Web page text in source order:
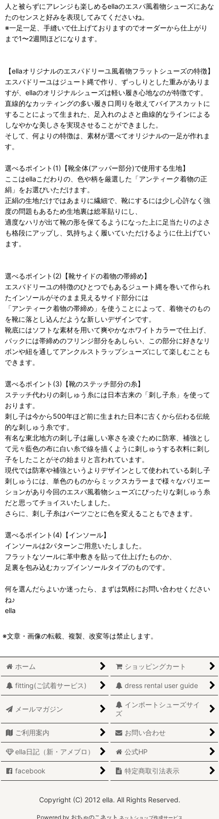
人と被らずにアレンジも楽しめるellaのエスパ風着物シューズにあな
たのセンスと好みを表現してみてくださいね。
※一足一足、手縫いで仕上げておりますのでオーダーから仕上がり
まで1〜2週間ほどになります。
【ellaオリジナルのエスパドリーユ風着物フラットシューズの特徴】
エスパドリーユはジュート縄で作り、ずっしりとした重みがありま
すが、ellaのオリジナルシューズは軽い履き心地なのが特徴です。
直線的なカッティングの多い履き口周りを敢えてバイアスカットに
することによって生まれた、足入れのよさと曲線的なラインによる
しなやかな美しさを実現させることができました。
そして、何よりの特徴は、素材が選べてオリジナルの一足が作れま
す。
選べるポイント(1)【靴全体(アッパー部分)で使用する生地】
ここはellaこだわりの、色や柄を厳選した「アンティーク着物の正
絹」をお選びいただけます。
正絹の生地だけではあまりに繊細で、靴にするには少し心許なく強
度の問題もあるため生地裏は総革貼りにし、
適度なハリが出て靴の形を保てるようになった上に足当たりのよさ
も格段にアップし、気持ちよく履いていただけるように仕上げてい
ます。
選べるポイント(2)【靴サイドの着物の帯締め】
エスパドリーユの特徴のひとつでもあるジュート縄を巻いて作られ
たインソールがそのまま見えるサイド部分には
「アンティーク着物の帯締め」を使うことによって、着物そのもの
を靴に落とし込んだような新しいデザインです。
靴底にはソフトな素材を用いて爽やかなホワイトカラーで仕上げ、
バックには帯締めのフリンジ部分をあしらい、この部分に好きなリ
ボンや紐を通してアンクルストラップシューズにして楽しむことも
できます。
選べるポイント(3)【靴のステッチ部分の糸】
ステッチ代わりの刺しゅう糸には日本古来の「刺し子糸」を使って
おります。
刺し子は今から500年ほど前に生まれた日本に古くから伝わる伝統
的な刺しゅう糸です。
有名な東北地方の刺し子は厳しい寒さを凌ぐために防寒、補強とし
て元々藍色の布に白い糸で線を描くように刺しゅうする衣料に刺し
子をしたことがその始まりと言われています。
現代では防寒や補強というよりデザインとして使われている刺し子
刺しゅうには、単色のものからミックスカラーまで様々なバリエー
ションがあり今回のエスパ風着物シューズにぴったりな刺しゅう糸
だと思ってチョイスいたしました。
さらに、刺し子糸はパーツごとに色を変えることもできます。
選べるポイント(4)【インソール】
インソールは2パターンご用意いたしました。
フラットなソールに革中敷きを貼って仕上げたものか、
足裏を包み込むカップインソールタイプのものです。
何を選んだらよいか迷ったら、まずは気軽にお問い合わせください
ね♪
ella
※文章・画像の転載、複製、改変等は禁止します。
ホーム ショッピングカート
fitting(ご試着サービス) dress rental user guide
メールマガジン
インポートシューズサイ
ズ
ご利用案内 お問い合わせ
ella日記（新・アメブロ） 公式HP
facebook 特定商取引法表示
Copyright (C) 2012 ella. All Rights Reserved.
Powered by おちゃのこネット ネットショップ作成サービス